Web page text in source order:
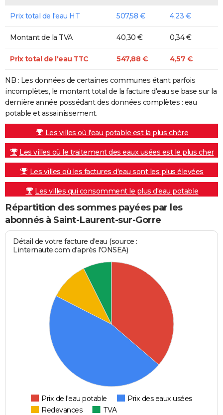
Prix total de l'eau HT 507,58 € 4,23 €
Montant de la TVA 40,30 € 0,34 €
Prix total de l'eau TTC 547,88 € 4,57 €
NB : Les données de certaines communes étant parfois
incomplètes, le montant total de la facture d'eau se base sur la
dernière année possédant des données complètes : eau
potable et assainissement.
Les villes où l'eau potable est la plus chère
Les villes où le traitement des eaux usées est le plus cher
Les villes où les factures d'eau sont les plus élevées
Les villes qui consomment le plus d'eau potable
Répartition des sommes payées par les
abonnés à Saint-Laurent-sur-Gorre
Détail de votre facture d'eau (source :
Linternaute.com d'après l'ONSEA)
Prix de l'eau potable
Prix des eaux usées
Redevances
TVA